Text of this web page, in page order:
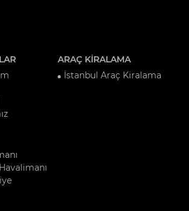
ARAÇ KİRALAMA
İstanbul Araç Kiralama